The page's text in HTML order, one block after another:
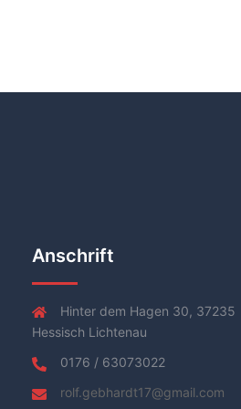
Anschrift
Hinter dem Hagen 30, 37235
Hessisch Lichtenau
0176 / 63073022
rolf.gebhardt17@gmail.com